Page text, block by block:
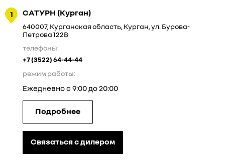
1 САТУРН (Курган)
640007, Курганская область Курган ул. Бурова-
Петрова 122В
телефоны:
+7 (3522)64-44-44
режим работы:
Ежедневно с 9:00 до 20:00
Подробнее
Связаться с дилером